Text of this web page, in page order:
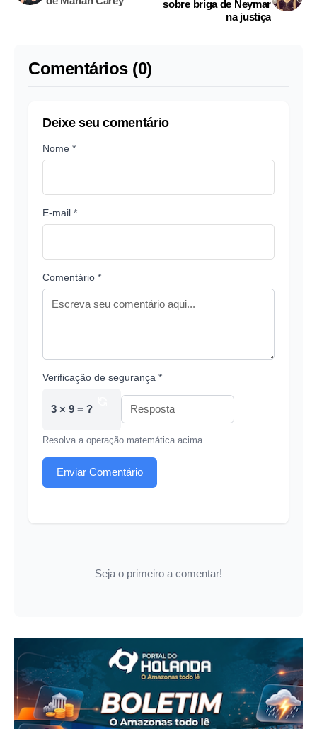
sobre briga de Neymar
na justiça
Comentários (0)
Deixe seu comentário
Nome *
E-mail *
Comentário *
Verificação de segurança *
3 × 9 = ?
Resolva a operação matemática acima
Enviar Comentário
Seja o primeiro a comentar!